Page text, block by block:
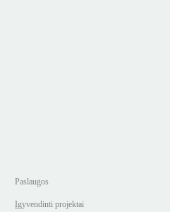
Paslaugos
Įgyvendinti projektai